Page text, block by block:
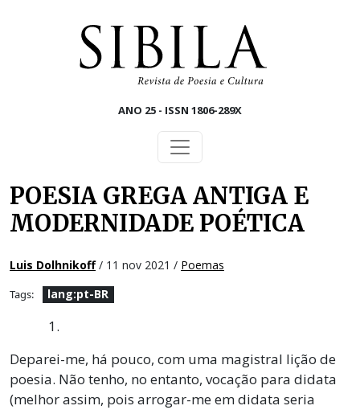
ANO 25 - ISSN 1806-289X
POESIA GREGA ANTIGA E
MODERNIDADE POÉTICA
Luis Dolhnikoff/ 11 nov 2021 / Poemas
Tags: lang:pt-BR
1.
Deparei-me, há pouco, com uma magistral lição de
poesia. Não tenho, no entanto, vocação para didata
(melhor assim, pois arrogar-me em didata seria